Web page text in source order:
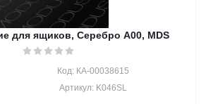
для ящиков, Серебро A00, MDS
Код: КА-00038615
Артикул: K046SL